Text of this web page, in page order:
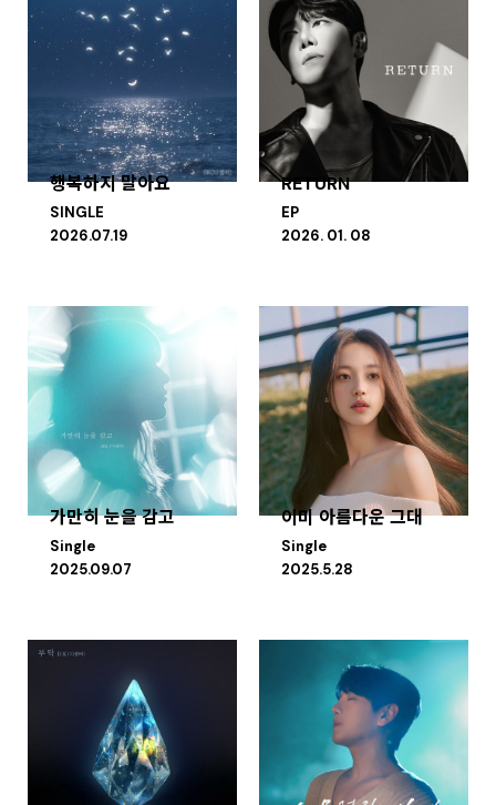
행복하지 말아요
SINGLE
2026.07.19
RETURN
EP
2026. 01. 08
가만히 눈을 감고
Single
2025.09.07
이미 아름다운 그대
Single
2025.5.28